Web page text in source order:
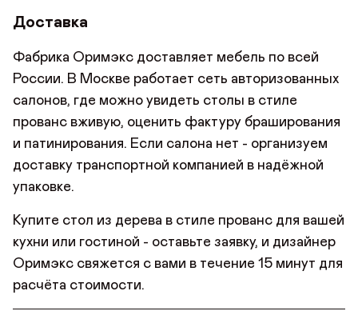
Доставка
Фабрика Оримэкс доставляет мебель по всей
России. В Москве работает сеть авторизованных
салонов, где можно увидеть столы в стиле
прованс вживую, оценить фактуру браширования
и патинирования. Если салона нет - организуем
доставку транспортной компанией в надёжной
упаковке.
Купите стол из дерева в стиле прованс для вашей
кухни или гостиной - оставьте заявку, и дизайнер
Оримэкс свяжется с вами в течение 15 минут для
расчёта стоимости.